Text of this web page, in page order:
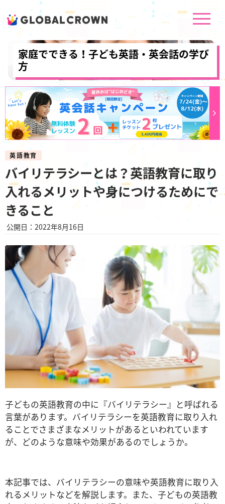
家庭でできる！子ども英語・英会話の学び
方
英語教育
バイリテラシーとは？英語教育に取り
入れるメリットや身につけるためにで
きること
公開日：2022年8月16日
子どもの英語教育の中に『バイリテラシー』と呼ばれる
言葉があります。バイリテラシーを英語教育に取り入れ
ることでさまざまなメリットがあるといわれています
が、どのような意味や効果があるのでしょうか。
本記事では、バイリテラシーの意味や英語教育に取り入
れるメリットなどを解説します。また、子どもの英語教